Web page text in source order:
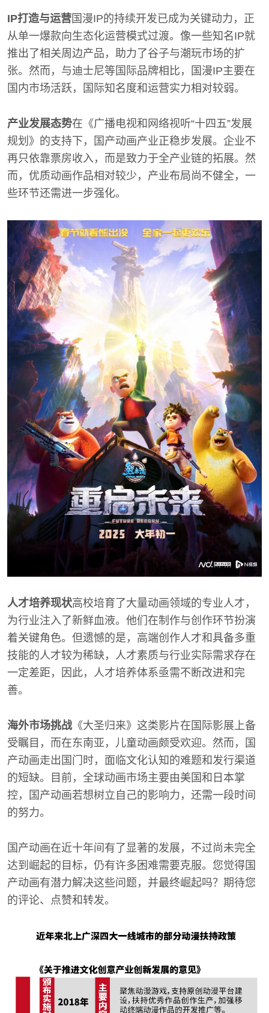
IP打造与运营国漫IP的持续开发已成为关键动力，正
从单一爆款向生态化运营模式过渡。像一些知名IP就
推出了相关周边产品，助力了谷子与潮玩市场的扩
张。然而，与迪士尼等国际品牌相比，国漫IP主要在
国内市场活跃，国际知名度和运营实力相对较弱。
产业发展态势在《广播电视和网络视听“十四五”发展
规划》的支持下，国产动画产业正稳步发展。企业不
再只依靠票房收入，而是致力于全产业链的拓展。然
而，优质动画作品相对较少，产业布局尚不健全，一
些环节还需进一步强化。
人才培养现状高校培育了大量动画领域的专业人才，
为行业注入了新鲜血液。他们在制作与创作环节扮演
着关键角色。但遗憾的是，高端创作人才和具备多重
技能的人才较为稀缺，人才素质与行业实际需求存在
一定差距，因此，人才培养体系亟需不断改进和完
善。
海外市场挑战《大圣归来》这类影片在国际影展上备
受瞩目，而在东南亚，儿童动画颇受欢迎。然而，国
产动画走出国门时，面临文化认知的难题和发行渠道
的短缺。目前，全球动画市场主要由美国和日本掌
控，国产动画若想树立自己的影响力，还需一段时间
的努力。
国产动画在近十年间有了显著的发展，不过尚未完全
达到崛起的目标，仍有许多困难需要克服。您觉得国
产动画有潜力解决这些问题，并最终崛起吗？期待您
的评论、点赞和转发。